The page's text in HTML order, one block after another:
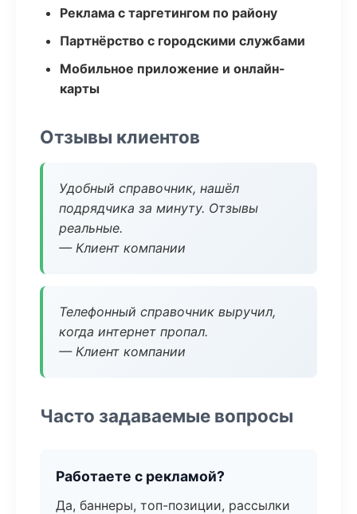
Реклама с таргетингом по району
Партнёрство с городскими службами
Мобильное приложение и онлайн-
карты
Отзывы клиентов
Удобный справочник, нашёл
подрядчика за минуту. Отзывы
реальные.
— Клиент компании
Телефонный справочник выручил,
когда интернет пропал.
— Клиент компании
Часто задаваемые вопросы
Работаете с рекламой?
Да, баннеры, топ-позиции, рассылки